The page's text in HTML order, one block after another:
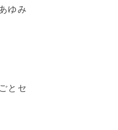
ゆみ
とセ